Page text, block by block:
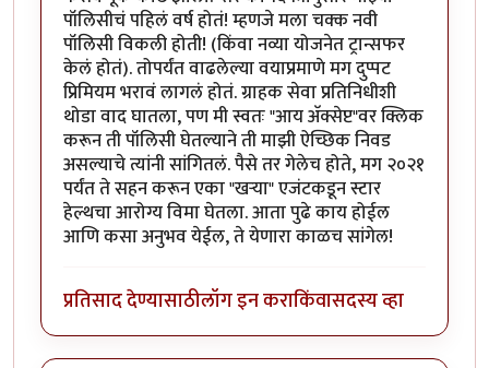
पॉलिसीचं पहिलं वर्ष होतं! म्हणजे मला चक्क नवी
पॉलिसी विकली होती! (किंवा नव्या योजनेत ट्रान्सफर
केलं होतं). तोपर्यंत वाढलेल्या वयाप्रमाणे मग दुप्पट
प्रिमियम भरावं लागलं होतं. ग्राहक सेवा प्रतिनिधीशी
थोडा वाद घातला, पण मी स्वतः "आय अ‍ॅक्सेप्ट"वर क्लिक
करून ती पॉलिसी घेतल्याने ती माझी ऐच्छिक निवड
असल्याचे त्यांनी सांगितलं. पैसे तर गेलेच होते, मग २०२१
पर्यंत ते सहन करून एका "खर्‍या" एजंटकडून स्टार
हेल्थचा आरोग्य विमा घेतला. आता पुढे काय होईल
आणि कसा अनुभव येईल, ते येणारा काळच सांगेल!
प्रतिसाद देण्यासाठीलॉग इन कराकिंवासदस्य व्हा